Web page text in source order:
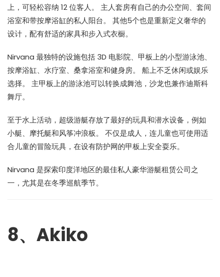
上，可轻松容纳 12 位客人。 主人套房有自己的办公空间、套间
浴室和带按摩浴缸的私人阳台。 其他5个也是重新定义奢华的
设计，配有舒适的家具和步入式衣橱。
Nirvana 最独特的设施包括 3D 电影院、甲板上的小型游泳池、
按摩浴缸、水疗室、桑拿浴室和健身房。 船上不乏休闲或娱乐
选择。 主甲板上的游泳池可以转换成舞池，沙龙也兼作迪斯科
舞厅。
至于水上活动，超级游艇存放了最好的玩具和潜水设备，例如
小艇、摩托艇和风筝冲浪板。 不仅是成人，连儿童也可使用适
合儿童的冒险玩具，在设有防护网的甲板上安全耍乐。
Nirvana 是探索印度洋地区的最佳私人豪华游艇租赁公司之
一，尤其是在冬季巡航季节。
8、Akiko